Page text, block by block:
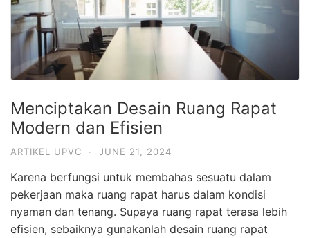
Menciptakan Desain Ruang Rapat
Modern dan Efisien
ARTIKEL UPVC · JUNE 21, 2024
Karena berfungsi untuk membahas sesuatu dalam
pekerjaan maka ruang rapat harus dalam kondisi
nyaman dan tenang. Supaya ruang rapat terasa lebih
efisien, sebaiknya gunakanlah desain ruang rapat